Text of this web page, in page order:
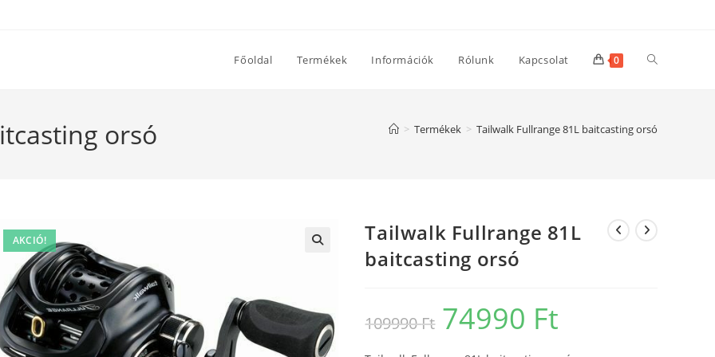
Főoldal Termékek Információk Rólunk Kapcsolat 0 Toggle
orsó > Termékek > Tailwalk Fullrange 81L baitcasting orsó
AKCIÓ!
Tailwalk Fullrange 81L
baitcasting orsó
109990Ft
Original
price
was:
74990 Ft